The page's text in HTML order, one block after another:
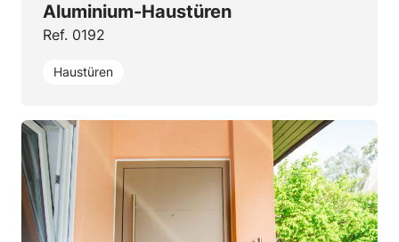
Aluminium-Haustüren
Ref. 0192
Haustüren